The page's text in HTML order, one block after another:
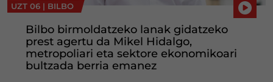
UZT 06 | BILBO
Bilbo birmoldatzeko lanak gidatzeko
prest agertu da Mikel Hidalgo,
metropoliari eta sektore ekonomikoari
bultzada berria emanez